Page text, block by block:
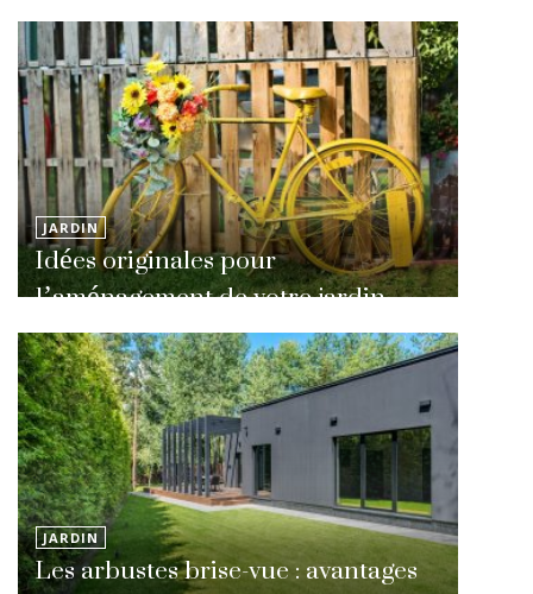
JARDIN
Idées originales pour
l’aménagement de votre jardin
JARDIN
Les arbustes brise-vue : avantages